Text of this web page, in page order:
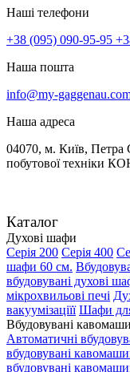
Наші телефони
+38 (095) 090-95-95
Наша пошта
info@my-
Наша адреса
04070, м. Київ, Петра
побутової техніки
Каталог
Духові шафи
Серія 200 Серія 400
шафи 60 см.
вбудовувані духові
мікрохвильові печі
вакуумізаціїї Шафи для
Вбудовувані
Автоматичні
вбудовувані
вбудовувані